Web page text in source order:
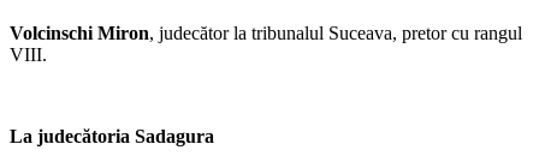
Volcinschi Miron, judecător la tribunalul Suceava, pretor cu rangul
VIII.
La judecătoria Sadagura